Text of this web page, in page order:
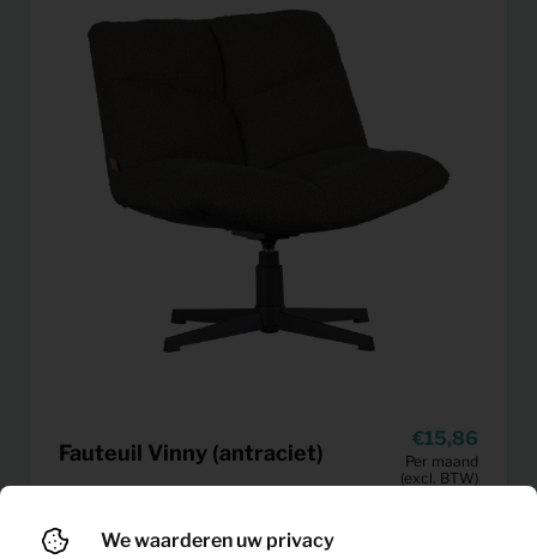
Fauteuil Vinny (antraciet)
15,86
Per maand
(excl. BTW)
We waarderen uw privacy